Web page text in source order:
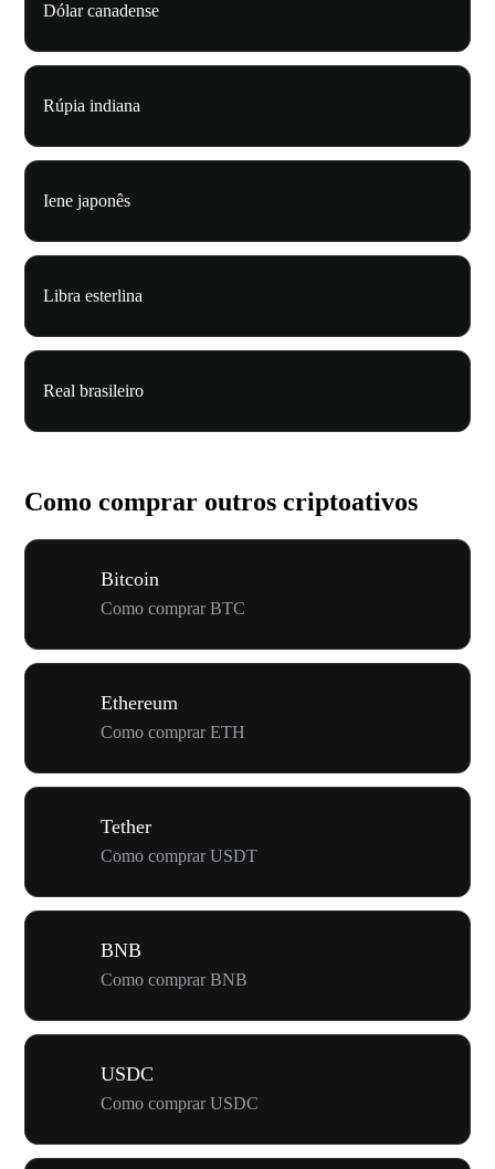
Dólar canadense
Rúpia indiana
Iene japonês
Libra esterlina
Real brasileiro
Como comprar outros criptoativos
Bitcoin
Como comprar BTC
Ethereum
Como comprar ETH
Tether
Como comprar USDT
BNB
Como comprar BNB
USDC
Como comprar USDC